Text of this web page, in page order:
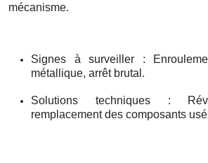
mécanisme.
Signes à surveiller :
métallique, arrêt brutal.
Solutions techniques :
remplacement des composants